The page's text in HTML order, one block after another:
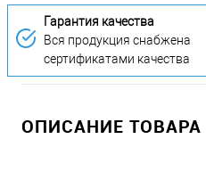
Гарантия качества
Вся продукция снабжена
сертификатами качества
ОПИСАНИЕ ТОВАРА